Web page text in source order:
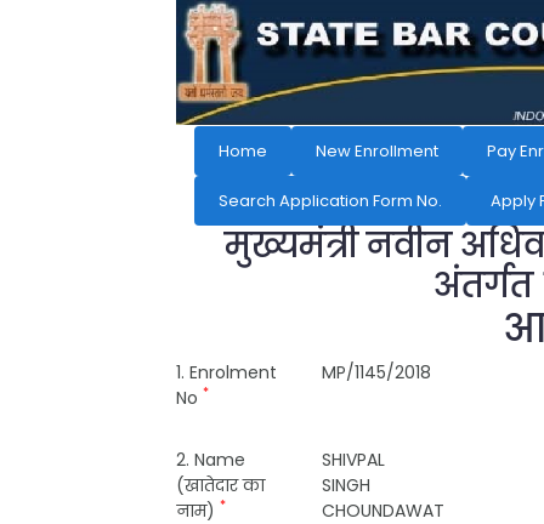
Home New Enrollment Pay
Search Application Form No. Apply
मुख्यमंत्री नवीन
अंतर्गत
1. Enrolment
No *
MP/1145/2018
2. Name
(खातेदार का
नाम) *
SHIVPAL
SINGH
CHOUNDAWAT